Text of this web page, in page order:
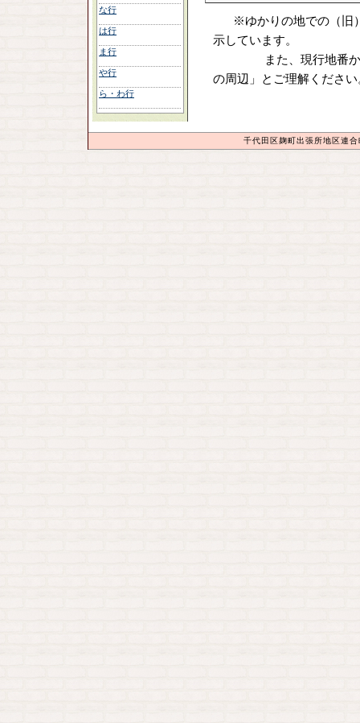
な行
は行
ま行
や行
ら・わ行
※ゆかりの地での（旧
示しています。
また、現行地番からの
の周辺」とご理解ください
千代田区麹町出張所地区連